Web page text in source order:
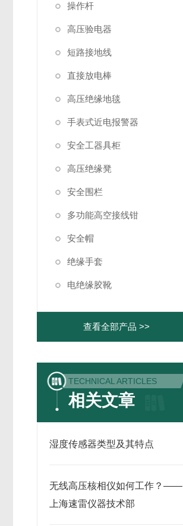
操作杆
高压验电器
短路接地线
直接放电棒
高压绝缘地毯
手表式近电报警器
安全工器具柜
高压绝缘凳
安全围栏
多功能高空接线钳
安全帽
绝缘手套
电绝缘胶靴
查看全部产品 >>
TECHNICAL ARTICLES
相关文章
湿度传感器类型及其特点
无线高压核相仪如何工作？——
上海速雷仪器技术部